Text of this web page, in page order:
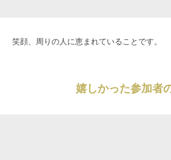
笑顔、周りの人に恵まれていることです。
嬉しかった参加者